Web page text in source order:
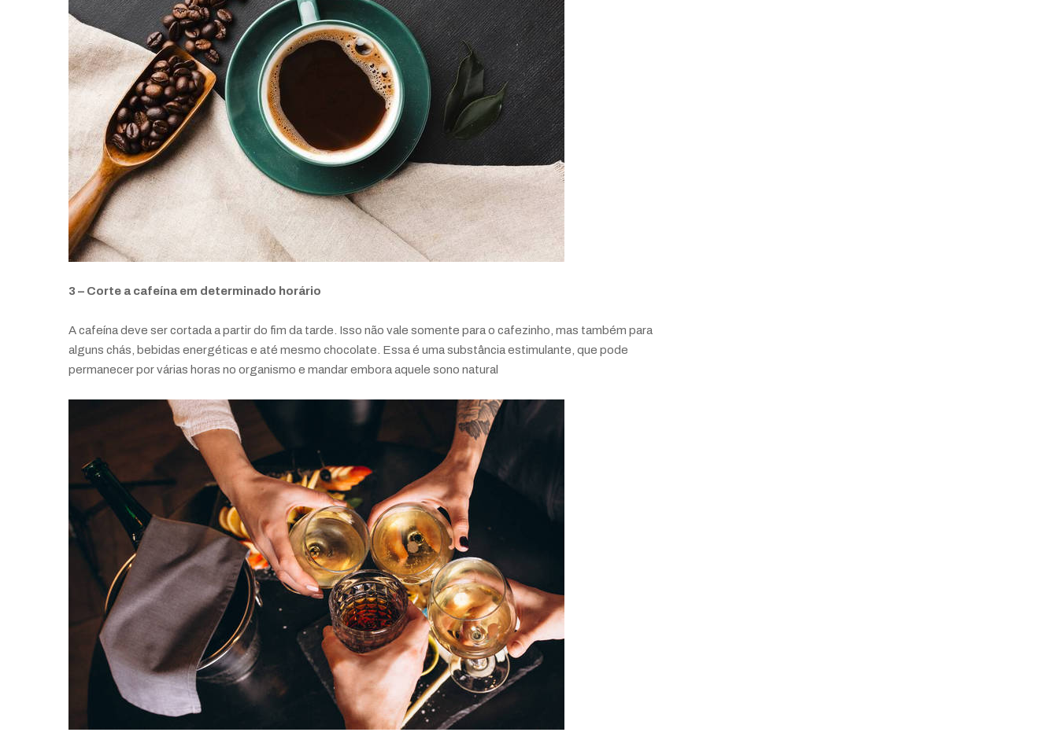
3 – Corte a cafeína em determinado horário
A cafeína deve ser cortada a partir do fim da tarde. Isso não vale somente para o cafezinho, mas também para
alguns chás, bebidas energéticas e até mesmo chocolate. Essa é uma substância estimulante, que pode
permanecer por várias horas no organismo e mandar embora aquele sono natural